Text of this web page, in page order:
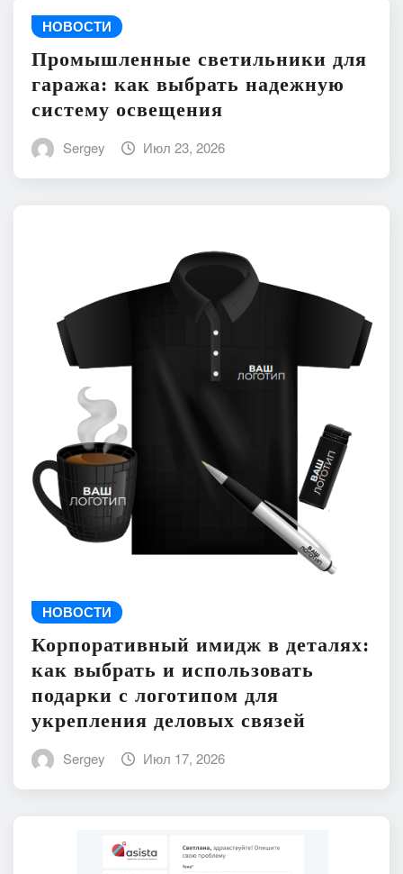
НОВОСТИ
Промышленные светильники для
гаража: как выбрать надежную
систему освещения
Sergey Июл 23, 2026
НОВОСТИ
Корпоративный имидж в деталях:
как выбрать и использовать
подарки с логотипом для
укрепления деловых связей
Sergey Июл 17, 2026